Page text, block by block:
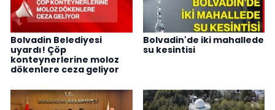
Bolvadin Belediyesi
uyardı! Çöp
konteynerlerine moloz
dökenlere ceza geliyor
Bolvadin'de iki mahallede
su kesintisi